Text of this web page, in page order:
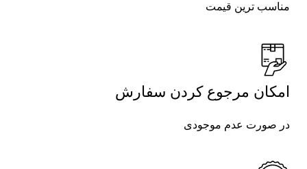
مناسب ترین قیمت
امکان مرجوع کردن سفارش
در صورت عدم موجودی